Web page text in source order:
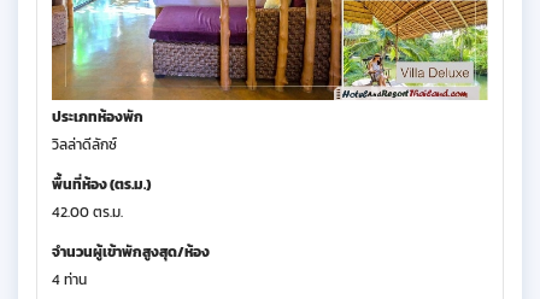
ประเภทห้องพัก
วิลล่าดีลักซ์
พื้นที่ห้อง (ตร.ม.)
42.00 ตร.ม.
จำนวนผู้เข้าพักสูงสุด/ห้อง
4 ท่าน